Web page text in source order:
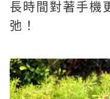
長時間對著手機
弛！